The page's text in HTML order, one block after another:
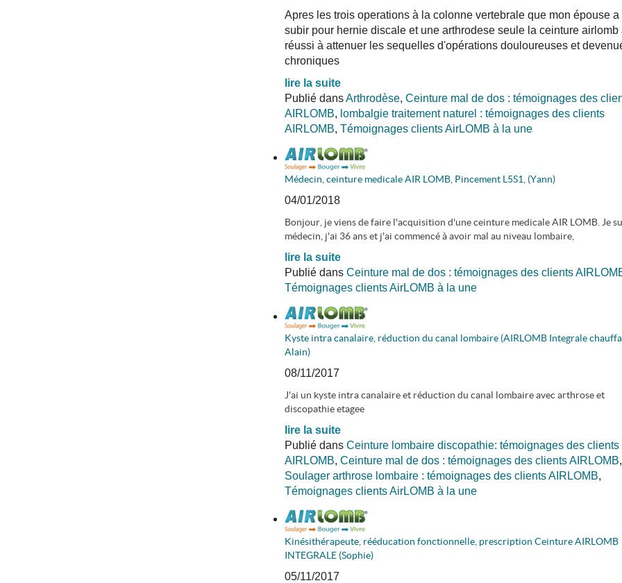
Apres les trois operations à la colonne vertebrale que mon épouse a
subir pour hernie discale et une arthrodese seule la ceinture airlomb
réussi à attenuer les sequelles d'opérations douloureuses et
chroniques
lire la suite
Publié dansArthrodèse, Ceinture mal de dos : témoignages des
AIRLOMB, lombalgie traitement naturel : témoignages des clients
AIRLOMB, Témoignages clients AirLOMB à la une
Médecin, ceinture medicale AIR LOMB, Pincement L5S1, (Yann)
04/01/2018
Bonjour, je viens de faire l'acquisition d'une ceinture medicale AIR LOMB. Je
médecin, j'ai 36 ans et j'ai commencé à avoir mal au niveau lombaire,
lire la suite
Publié dans Ceinture mal de dos : témoignages des clients
Témoignages clients AirLOMB à la une
Kyste intra canalaire, réduction du canal lombaire (AIRLOMB Integrale
Alain)
08/11/2017
J'ai un kyste intra canalaire et réduction du canal lombaire avec arthrose et
discopathie etagee
lire la suite
Publié dans Ceinture lombaire discopathie: témoignages des clients
AIRLOMB, Ceinture mal de dos : témoignages des clients AIRLOMB,
Soulager arthrose lombaire : témoignages des clients AIRLOMB,
Témoignages clients AirLOMB à la une
Kinésithérapeute, rééducation fonctionnelle, prescription Ceinture AIRLOMB
INTEGRALE (Sophie)
05/11/2017